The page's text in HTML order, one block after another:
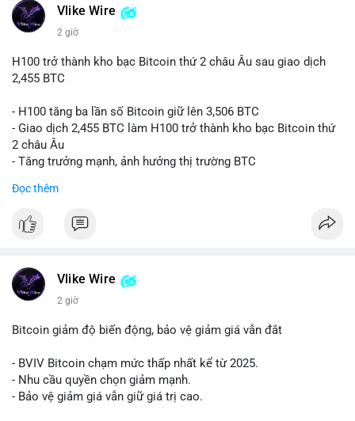
📰 Nguồn: CoinDesk
Vlike Wire
2 giờ
H100 trở thành kho bạc Bitcoin thứ 2 châu Âu sau giao dịch
2,455 BTC
- H100 tăng ba lần số Bitcoin giữ lên 3,506 BTC
- Giao dịch 2,455 BTC làm H100 trở thành kho bạc Bitcoin thứ
2 châu Âu
- Tăng trưởng mạnh, ảnh hưởng thị trường BTC
#binancesquare
$btc
📰 Nguồn: Cointelegraph
Đọc thêm
Vlike Wire
2 giờ
Bitcoin giảm độ biến động, bảo vệ giảm giá vẫn đắt
- BVIV Bitcoin chạm mức thấp nhất kể từ 2025.
- Nhu cầu quyền chọn giảm mạnh.
- Bảo vệ giảm giá vẫn giữ giá trị cao.